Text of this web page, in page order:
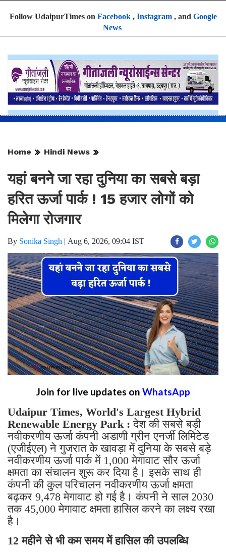
Follow UdaipurTimes on Facebook, Instagram, and Google
News
Home Hindi News
यहां बनने जा रहा दुनिया का सबसे बड़ा
हरित ऊर्जा पार्क ! 15 हजार लोगों को
मिलेगा रोजगार
By Sonika Singh | Aug 6, 2026, 09:04 IST
Join for live updates on WhatsApp
Udaipur Times, World's Largest Hybrid
Renewable Energy Park :देश की सबसे बड़ी
नवीकरणीय ऊर्जा कंपनी अडाणी ग्रीन एनर्जी लिमिटेड
(एजीईएल) ने गुजरात के खावड़ा में दुनिया के सबसे बड़े
नवीकरणीय ऊर्जा पार्क में 1,000 मेगावाट सौर ऊर्जा
क्षमता का संचालन शुरू कर दिया है। इसके साथ ही
कंपनी की कुल परिचालन नवीकरणीय ऊर्जा क्षमता
बढ़कर 9,478 मेगावाट हो गई है। कंपनी ने साल 2030
तक 45,000 मेगावाट क्षमता हासिल करने का लक्ष्य रखा
है।
12 महीने से भी कम समय में हासिल की उपलब्धि